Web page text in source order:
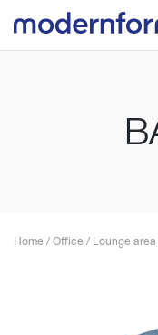
Home/Office/Lounge area